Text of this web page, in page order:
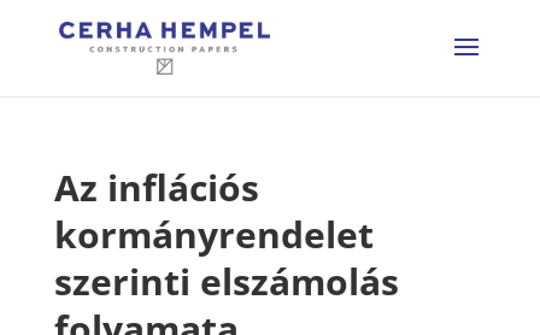
Az inflációs
kormányrendelet
szerinti elszámolás